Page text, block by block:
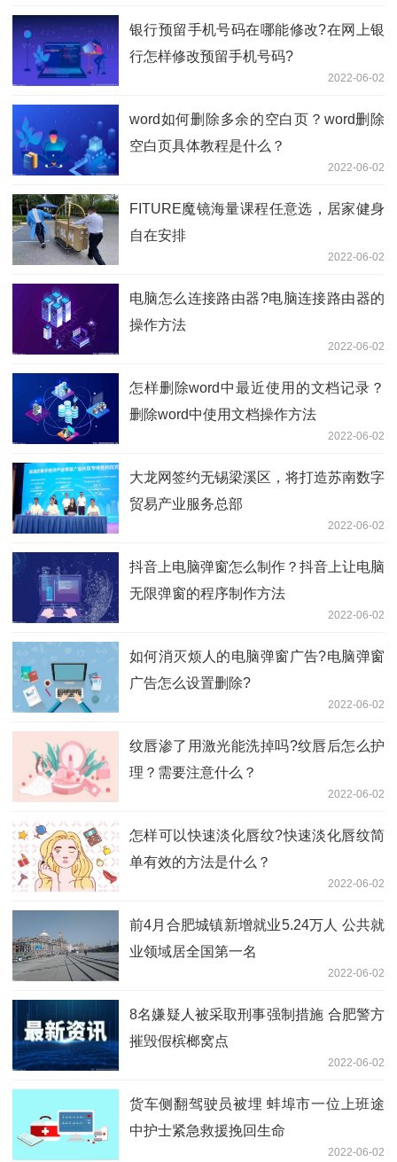
银行预留手机号码在哪能修改?在网上银
行怎样修改预留手机号码?
2022-06-02
word如何删除多余的空白页？word删除
空白页具体教程是什么？
2022-06-02
FITURE魔镜海量课程任意选，居家健身
自在安排
2022-06-02
电脑怎么连接路由器?电脑连接路由器的
操作方法
2022-06-02
怎样删除word中最近使用的文档记录？
删除word中使用文档操作方法
2022-06-02
大龙网签约无锡梁溪区，将打造苏南数字
贸易产业服务总部
2022-06-02
抖音上电脑弹窗怎么制作？抖音上让电脑
无限弹窗的程序制作方法
2022-06-02
如何消灭烦人的电脑弹窗广告?电脑弹窗
广告怎么设置删除?
2022-06-02
纹唇渗了用激光能洗掉吗?纹唇后怎么护
理？需要注意什么？
2022-06-02
怎样可以快速淡化唇纹?快速淡化唇纹简
单有效的方法是什么？
2022-06-02
前4月合肥城镇新增就业5.24万人 公共就
业领域居全国第一名
2022-06-02
8名嫌疑人被采取刑事强制措施 合肥警方
摧毁假槟榔窝点
2022-06-02
货车侧翻驾驶员被埋 蚌埠市一位上班途
中护士紧急救援挽回生命
2022-06-02